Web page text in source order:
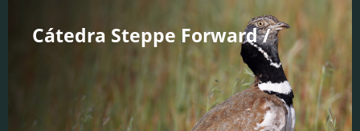
Cátedra Steppe Forward /